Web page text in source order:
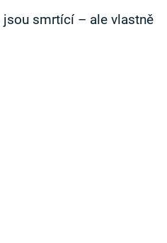
jsou smrtící – ale vlastně